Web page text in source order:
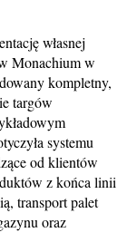
własnej
Monachium w
kompletny,
targów
systemu
od klientów
z końca linii
transport palet
oraz